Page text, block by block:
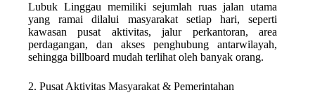
Lubuk Linggau memiliki sejumlah ruas jalan utama
yang ramai dilalui masyarakat setiap hari, seperti
kawasan pusat aktivitas, jalur perkantoran, area
perdagangan, dan akses penghubung antarwilayah,
sehingga billboard mudah terlihat oleh banyak orang.
2. Pusat Aktivitas Masyarakat & Pemerintahan